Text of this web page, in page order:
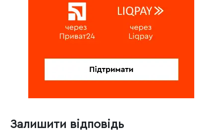
Залишити відповідь